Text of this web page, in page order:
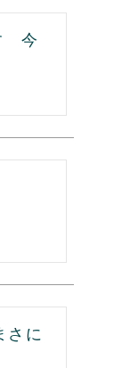
今
さに